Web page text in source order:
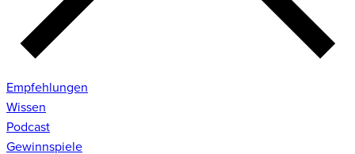
Empfehlungen
Wissen
Podcast
Gewinnspiele